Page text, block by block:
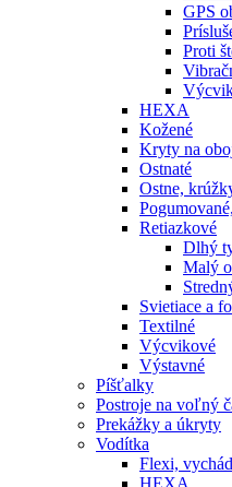
GPS
Proti
HEXA
Kožené
Kryty na
Ostnaté
Ostne,
Retiazkové
Dlhý
Malý
Svietiace a
Textilné
Výcvikové
Výstavné
Píšťalky
Postroje na voľný
Prekážky a úkryty
Vodítka
Flexi,
HEXA